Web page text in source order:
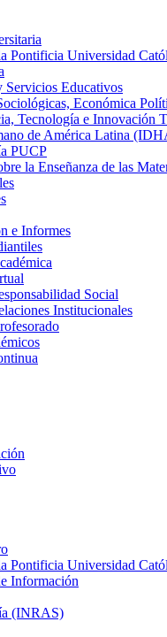
Pontificia Universidad
Servicios Educativos
Económica
Tecnología e Innovación
de América Latina
PUCP
la Enseñanza de las
e Informes
Social
Institucionales
Pontificia Universidad
Información
(INRAS)